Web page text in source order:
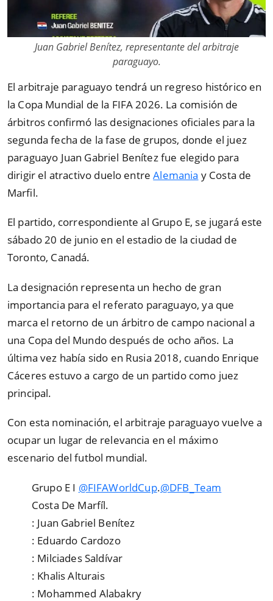
Juan Gabriel Benítez, representante del arbitraje
paraguayo.
El arbitraje paraguayo tendrá un regreso histórico en
la Copa Mundial de la FIFA 2026. La comisión de
árbitros confirmó las designaciones oficiales para la
segunda fecha de la fase de grupos, donde el juez
paraguayo Juan Gabriel Benítez fue elegido para
dirigir el atractivo duelo entreAlemania y Costa de
Marfil.
El partido, correspondiente al Grupo E, se jugará este
sábado 20 de junio en el estadio de la ciudad de
Toronto, Canadá.
La designación representa un hecho de gran
importancia para el referato paraguayo, ya que
marca el retorno de un árbitro de campo nacional a
una Copa del Mundo después de ocho años. La
última vez había sido en Rusia 2018, cuando Enrique
Cáceres estuvo a cargo de un partido como juez
principal.
Con esta nominación, el arbitraje paraguayo vuelve a
ocupar un lugar de relevancia en el máximo
escenario del futbol mundial.
Grupo E I @FIFAWorldCup.@DFB_Team
Costa De Marfíl.
: Juan Gabriel Benítez
: Eduardo Cardozo
: Milciades Saldívar
: Khalis Alturais
: Mohammed Alabakry